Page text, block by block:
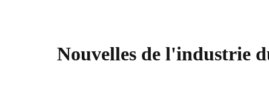
Nouvelles de l'industrie